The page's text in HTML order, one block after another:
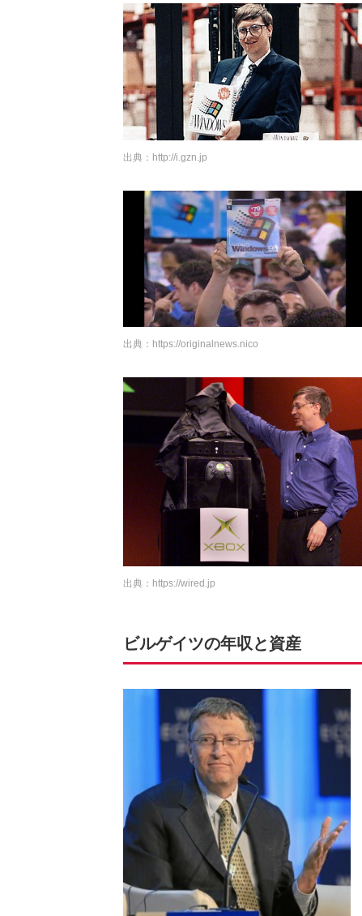
出典： http://i.gzn.jp
出典： https://originalnews.nico
出典： https://wired.jp
ビルゲイツの年収と資産